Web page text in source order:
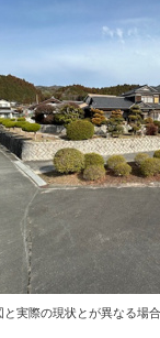
実際の現状とが異なる場